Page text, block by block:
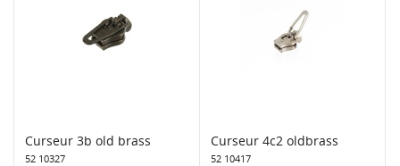
Curseur 3b old brass
52 10327
Curseur 4c2 oldbrass
52 10417